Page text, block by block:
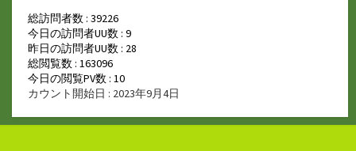
総訪問者数 : 39226
今日の訪問者UU数 : 9
昨日の訪問者UU数 : 28
総閲覧数 : 163096
今日の閲覧PV数 : 10
カウント開始日 : 2023年9月4日